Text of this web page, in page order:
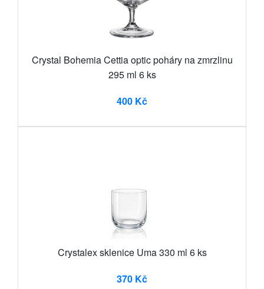
Crystal Bohemia Cettia optic poháry na zmrzlinu
295 ml 6 ks
400 Kč
Crystalex sklenice Uma 330 ml 6 ks
370 Kč